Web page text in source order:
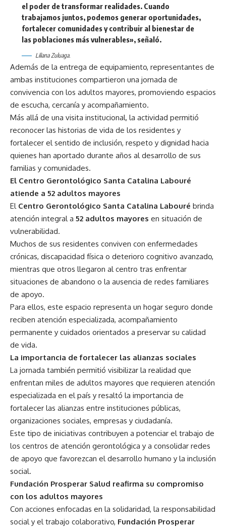
el poder de transformar realidades. Cuando
trabajamos juntos, podemos generar oportunidades,
fortalecer comunidades y contribuir al bienestar de
las poblaciones más vulnerables», señaló.
Liliana Zuluaga.
Además de la entrega de equipamiento, representantes de
ambas instituciones compartieron una jornada de
convivencia con los adultos mayores, promoviendo espacios
de escucha, cercanía y acompañamiento.
Más allá de una visita institucional, la actividad permitió
reconocer las historias de vida de los residentes y
fortalecer el sentido de inclusión, respeto y dignidad hacia
quienes han aportado durante años al desarrollo de sus
familias y comunidades.
El Centro Gerontológico Santa Catalina Labouré
atiende a 52 adultos mayores
El Centro Gerontológico Santa Catalina Labouré brinda
atención integral a 52 adultos mayores en situación de
vulnerabilidad.
Muchos de sus residentes conviven con enfermedades
crónicas, discapacidad física o deterioro cognitivo avanzado,
mientras que otros llegaron al centro tras enfrentar
situaciones de abandono o la ausencia de redes familiares
de apoyo.
Para ellos, este espacio representa un hogar seguro donde
reciben atención especializada, acompañamiento
permanente y cuidados orientados a preservar su calidad
de vida.
La importancia de fortalecer las alianzas sociales
La jornada también permitió visibilizar la realidad que
enfrentan miles de adultos mayores que requieren atención
especializada en el país y resaltó la importancia de
fortalecer las alianzas entre instituciones públicas,
organizaciones sociales, empresas y ciudadanía.
Este tipo de iniciativas contribuyen a potenciar el trabajo de
los centros de atención gerontológica y a consolidar redes
de apoyo que favorezcan el desarrollo humano y la inclusión
social.
Fundación Prosperar Salud reafirma su compromiso
con los adultos mayores
Con acciones enfocadas en la solidaridad, la responsabilidad
social y el trabajo colaborativo, Fundación Prosperar